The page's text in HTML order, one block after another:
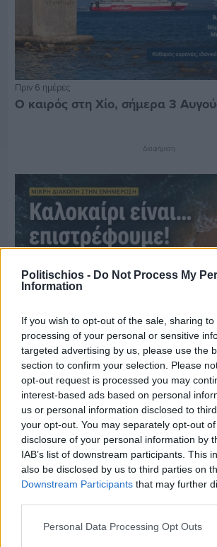
Politischios - Do Not Process My
Information
If you wish to opt-out of the sale, sharing
processing of your personal or sensitive
targeted advertising by us, please use the
section to confirm your selection. Please
opt-out request is processed you may
interest-based ads based on personal
us or personal information disclosed to
your opt-out. You may separately opt-out
disclosure of your personal information by
IAB’s list of downstream participants. This
also be disclosed by us to third parties on
Downstream Participants that may further
Personal Data Processing Opt Outs
Πριν 6 ημέρες
Ο καιρός στη Χίο, σήμερα 3
Διαφήμιση
Πριν 8 ημέρες
Μία μικρή αλλά αναγκαία
ομάδα του «Πολίτη»